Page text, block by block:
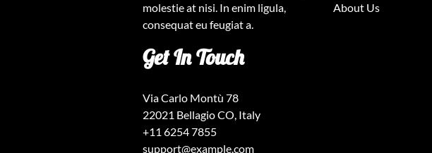
molestie at nisi. In enim ligula,
consequat eu feugiat a.
About Us
Get In Touch
Via Carlo Montù 78
22021 Bellagio CO, Italy
+11 6254 7855
support@example.com